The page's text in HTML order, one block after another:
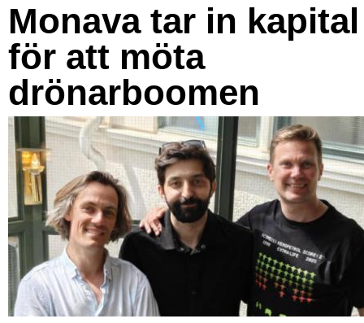
Monava tar in kapital
för att möta
drönarboomen